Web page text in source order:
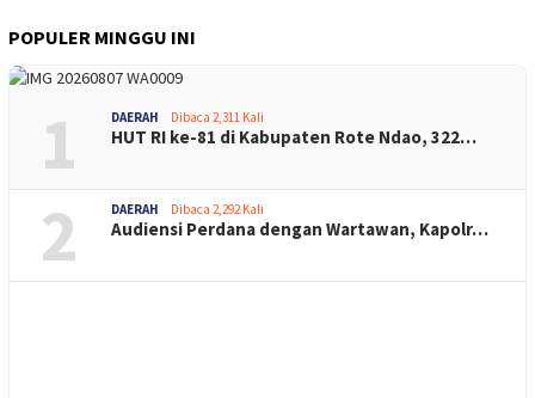
POPULER MINGGU INI
1 DAERAH Dibaca 2,311 Kali
HUT RI ke-81 di Kabupaten Rote Ndao, 322…
2 DAERAH Dibaca 2,292 Kali
Audiensi Perdana dengan Wartawan, Kapolr…